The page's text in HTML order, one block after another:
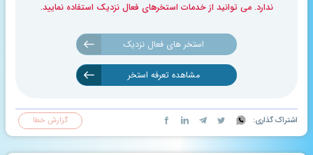
ندارد. می توانید از خدمات استخرهای فعال نزدیک استفاده نمایید.
استخر های فعال نزدیک
مشاهده تعرفه استخر
اشتراک گذاری: گزارش خطا